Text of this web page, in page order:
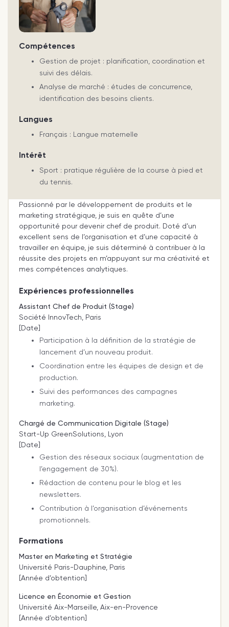
Compétences
Gestion de projet : planification, coordination et
suivi des délais.
Analyse de marché : études de concurrence,
identification des besoins clients.
Langues
Français : Langue maternelle
Intérêt
Sport : pratique régulière de la course à pied et
du tennis.
Passionné par le développement de produits et le
marketing stratégique, je suis en quête d’une
opportunité pour devenir chef de produit. Doté d’un
excellent sens de l’organisation et d’une capacité à
travailler en équipe, je suis déterminé à contribuer à la
réussite des projets en m’appuyant sur ma créativité et
mes compétences analytiques.
Expériences professionnelles
Assistant Chef de Produit (Stage)
Société InnovTech, Paris
[Date]
Participation à la définition de la stratégie de
lancement d’un nouveau produit.
Coordination entre les équipes de design et de
production.
Suivi des performances des campagnes
marketing.
Chargé de Communication Digitale (Stage)
Start-Up GreenSolutions, Lyon
[Date]
Gestion des réseaux sociaux (augmentation de
l’engagement de 30%).
Rédaction de contenu pour le blog et les
newsletters.
Contribution à l’organisation d’événements
promotionnels.
Formations
Master en Marketing et Stratégie
Université Paris-Dauphine, Paris
[Année d’obtention]
Licence en Économie et Gestion
Université Aix-Marseille, Aix-en-Provence
[Année d’obtention]